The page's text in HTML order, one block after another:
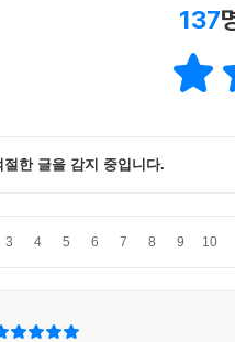
137
절한 글을 감지 중입니다.
3 4 5 6 7 8 9 10